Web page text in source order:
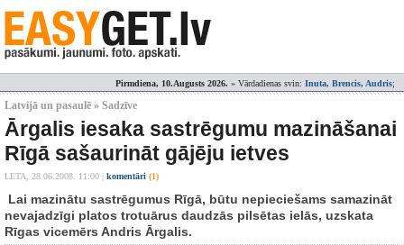
Pirmdiena, 10.Augusts 2026. » Vārdadienas svin: Inuta, Brencis, Audris;
Latvijā un pasaulē » Sadzīve
Ārgalis iesaka sastrēgumu mazināšanai
Rīgā sašaurināt gājēju ietves
LETA, 28.06.2008. 11:00 komentāri (1)
Lai mazinātu sastrēgumus Rīgā, būtu nepieciešams samazināt
nevajadzīgi platos trotuārus daudzās pilsētas ielās, uzskata
Rīgas vicemērs Andris Ārgalis.